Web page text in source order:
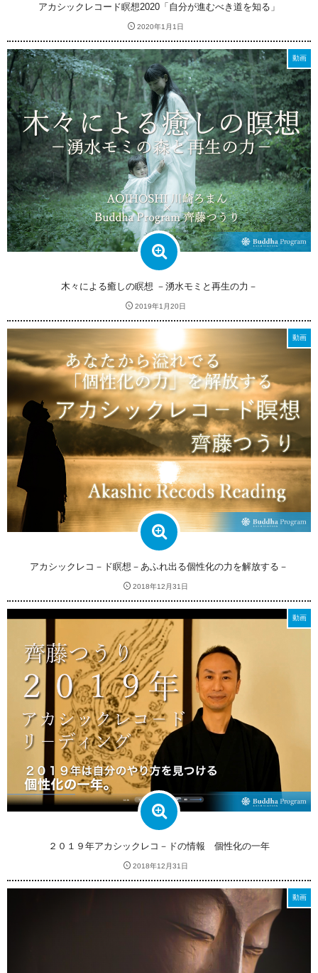
アカシックレコード瞑想2020「自分が進むべき道を知る」
2020年1月1日
木々による癒しの瞑想 －湧水モミと再生の力－
2019年1月20日
動画
アカシックレコ－ド瞑想－あふれ出る個性化の力を解放する－
2018年12月31日
動画
２０１９年アカシックレコ－ドの情報 個性化の一年
2018年12月31日
動画
動画